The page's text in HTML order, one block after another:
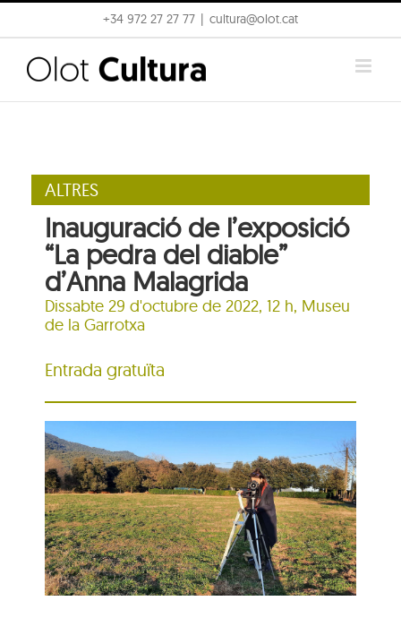
to
content
+34 972 27 27 77 cultura@olot.cat
ALTRES
Inauguració de l’exposició
“La pedra del diable”
d’Anna Malagrida
Dissabte 29 d'octubre de 2022, 12 h, Museu
de la Garrotxa
Entrada gratuïta